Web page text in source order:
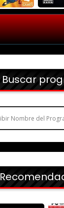
Buscar